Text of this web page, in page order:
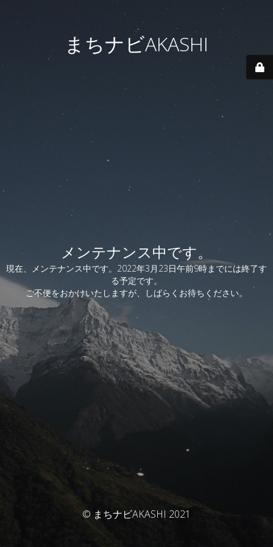
まちナビAKASHI
メンテナンス中です。
現在、メンテナンス中です。2022年3月23日午前9時までには終了す
る予定です。
ご不便をおかけいたしますが、しばらくお待ちください。
© まちナビAKASHI 2021